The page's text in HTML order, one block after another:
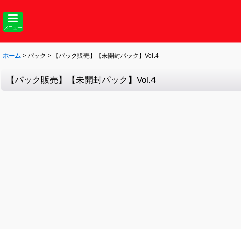
メニュー
ホーム > パック > 【パック販売】【未開封パック】Vol.4
【パック販売】【未開封パック】Vol.4